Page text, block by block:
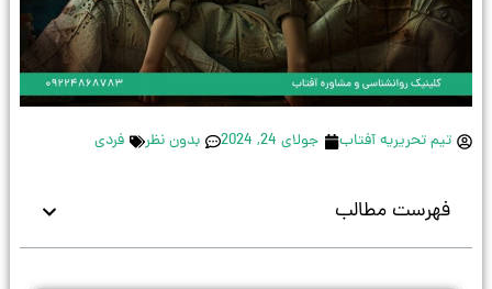
تیم تحریریه آفتاب جولای 24, 2024 بدون نظر فردی
فهرست مطالب